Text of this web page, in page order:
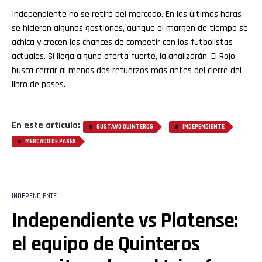
Independiente no se retiró del mercado. En las últimas horas
se hicieron algunas gestiones, aunque el margen de tiempo se
achica y crecen las chances de competir con los futbolistas
actuales. Si llega alguna oferta fuerte, la analizarán. El Rojo
busca cerrar al menos dos refuerzos más antes del cierre del
libro de pases.
En este artículo: GUSTAVO QUINTEROS , INDEPENDIENTE ,
MERCADO DE PASES
INDEPENDIENTE
Independiente vs Platense:
el equipo de Quinteros